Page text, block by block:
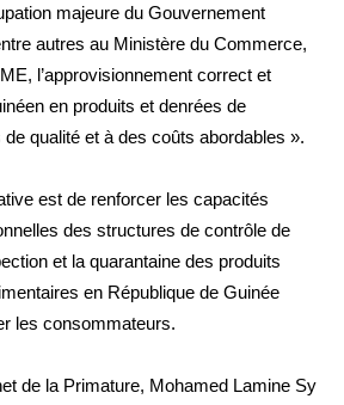
majeure du Gouvernement
autres au Ministère du Commerce,
l’approvisionnement correct et
en produits et denrées de
qualité et à des coûts abordables ».
est de renforcer les capacités
des structures de contrôle de
et la quarantaine des produits
en République de Guinée
les consommateurs.
de la Primature, Mohamed Lamine Sy